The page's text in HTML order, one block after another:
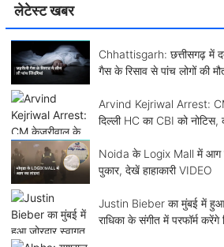
लेटेस्ट खबर
Chhattisgarh: छत्तीसगढ़ में
गैस के रिसाव से पांच लोगों की
Arvind Kejriwal Arrest:
दिल्ली HC का CBI को नोटिस,
Noida के Logix Mall में आग
पुकार, देखें हाहाकारी VIDEO
Justin Bieber का मुंबई में हुआ
राधिका के संगीत में परफॉर्म करेंगे